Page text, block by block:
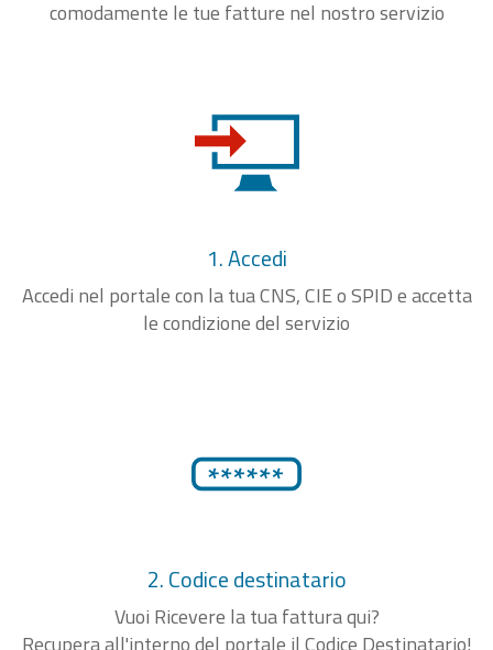
comodamente le tue fatture nel nostro servizio
1. Accedi
Accedi nel portale con la tua CNS, CIE o SPID e accetta
le condizione del servizio
2. Codice destinatario
Vuoi Ricevere la tua fattura qui?
Recupera all'interno del portale il Codice Destinatario!